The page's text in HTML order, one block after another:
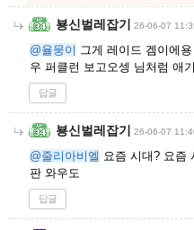
뵹신벌레잡기 26-06-07
@율뭉이 그게 레이드 겜이에
우 퍼클런 보고오셍 님처럼 애
답글
뵹신벌레잡기 26-06-07
@줄리아비엘 요즘 시대? 요즘
판 와우도
답글